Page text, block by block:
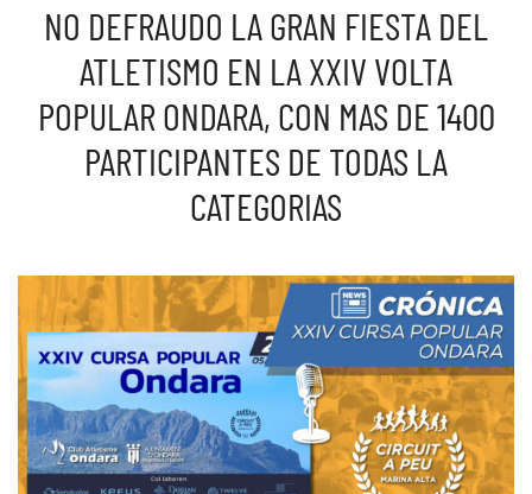
NO DEFRAUDO LA GRAN FIESTA DEL
ATLETISMO EN LA XXIV VOLTA
POPULAR ONDARA, CON MAS DE 1400
PARTICIPANTES DE TODAS LA
CATEGORIAS